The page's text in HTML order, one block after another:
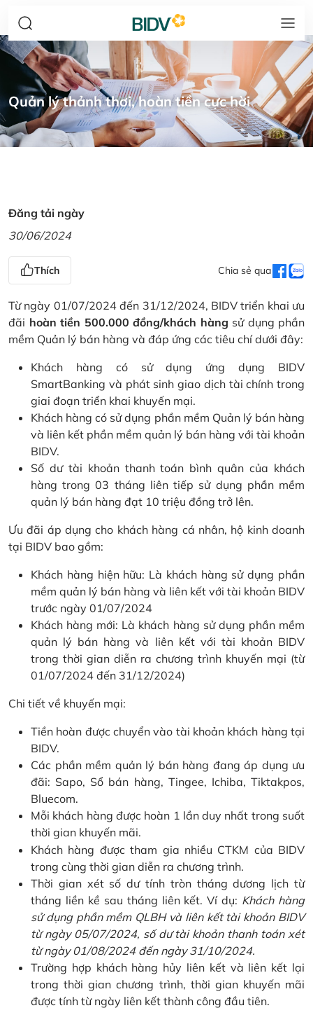
Quản lý thảnh thơi, hoàn tiền cực hời
Đăng tải ngày
30/06/2024
Thích Chia sẻ qua
Từ ngày 01/07/2024 đến 31/12/2024, BIDV triển khai ưu
đãi hoàn tiền 500.000 đồng/khách hàng sử dụng phần
mềm Quản lý bán hàng và đáp ứng các tiêu chí dưới đây:
Khách hàng có sử dụng ứng dụng BIDV
SmartBanking và phát sinh giao dịch tài chính trong
giai đoạn triển khai khuyến mại.
Khách hàng có sử dụng phần mềm Quản lý bán hàng
và liên kết phần mềm quản lý bán hàng với tài khoản
BIDV.
Số dư tài khoản thanh toán bình quân của khách
hàng trong 03 tháng liên tiếp sử dụng phần mềm
quản lý bán hàng đạt 10 triệu đồng trở lên.
Ưu đãi áp dụng cho khách hàng cá nhân, hộ kinh doanh
tại BIDV bao gồm:
Khách hàng hiện hữu: Là khách hàng sử dụng phần
mềm quản lý bán hàng và liên kết với tài khoản BIDV
trước ngày 01/07/2024
Khách hàng mới: Là khách hàng sử dụng phần mềm
quản lý bán hàng và liên kết với tài khoản BIDV
trong thời gian diễn ra chương trình khuyến mại (từ
01/07/2024 đến 31/12/2024)
Chi tiết về khuyến mại:
Tiền hoàn được chuyển vào tài khoản khách hàng tại
BIDV.
Các phần mềm quản lý bán hàng đang áp dụng ưu
đãi: Sapo, Sổ bán hàng, Tingee, Ichiba, Tiktakpos,
Bluecom.
Mỗi khách hàng được hoàn 1 lần duy nhất trong suốt
thời gian khuyến mãi.
Khách hàng được tham gia nhiều CTKM của BIDV
trong cùng thời gian diễn ra chương trình.
Thời gian xét số dư tính tròn tháng dương lịch từ
tháng liền kề sau tháng liên kết. Ví dụ: Khách hàng
sử dụng phần mềm QLBH và liên kết tài khoản BIDV
từ ngày 05/07/2024, số dư tài khoản thanh toán xét
từ ngày 01/08/2024 đến ngày 31/10/2024.
Trường hợp khách hàng hủy liên kết và liên kết lại
trong thời gian chương trình, thời gian khuyến mãi
được tính từ ngày liên kết thành công đầu tiên.